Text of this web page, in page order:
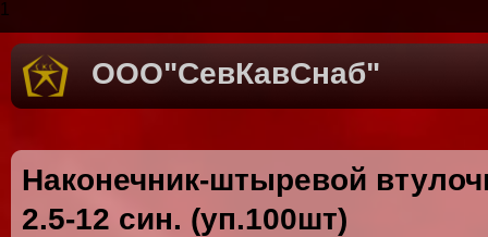
1
ООО"СевКавСнаб"
Наконечник-штыревой
2.5-12 син. (уп.100шт)